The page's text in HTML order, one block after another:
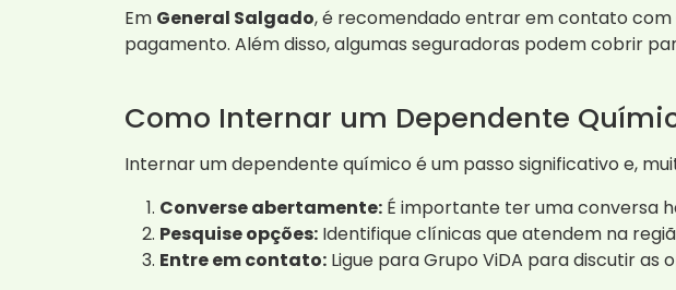
Em General Salgado, é recomendado entrar em contato
pagamento. Além disso, algumas seguradoras podem cobrir
Como Internar um Dependente
Internar um dependente químico é um passo significativo e,
Converse abertamente: É importante ter uma conversa
Pesquise opções: Identifique clínicas que atendem na
Entre em contato: Ligue para Grupo ViDA para discutir as